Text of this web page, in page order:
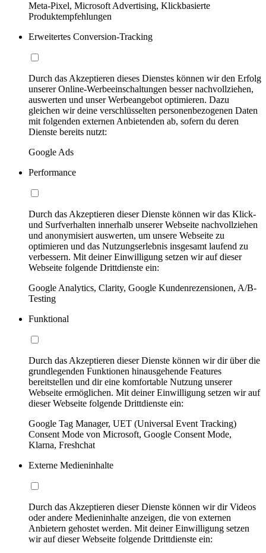
Meta-Pixel, Microsoft Advertising, Klickbasierte
Produktempfehlungen
Erweitertes Conversion-Tracking
Durch das Akzeptieren dieses Dienstes können wir den Erfolg
unserer Online-Werbeeinschaltungen besser nachvollziehen,
auswerten und unser Werbeangebot optimieren. Dazu
gleichen wir deine verschlüsselten personenbezogenen Daten
mit folgenden externen Anbietenden ab, sofern du deren
Dienste bereits nutzt:
Google Ads
Performance
Durch das Akzeptieren dieser Dienste können wir das Klick-
und Surfverhalten innerhalb unserer Webseite nachvollziehen
und anonymisiert auswerten, um unsere Webseite zu
optimieren und das Nutzungserlebnis insgesamt laufend zu
verbessern. Mit deiner Einwilligung setzen wir auf dieser
Webseite folgende Drittdienste ein:
Google Analytics, Clarity, Google Kundenrezensionen, A/B-
Testing
Funktional
Durch das Akzeptieren dieser Dienste können wir dir über die
grundlegenden Funktionen hinausgehende Features
bereitstellen und dir eine komfortable Nutzung unserer
Webseite ermöglichen. Mit deiner Einwilligung setzen wir auf
dieser Webseite folgende Drittdienste ein:
Google Tag Manager, UET (Universal Event Tracking)
Consent Mode von Microsoft, Google Consent Mode,
Klarna, Freshchat
Externe Medieninhalte
Durch das Akzeptieren dieser Dienste können wir dir Videos
oder andere Medieninhalte anzeigen, die von externen
Anbietern gehostet werden. Mit deiner Einwilligung setzen
wir auf dieser Webseite folgende Drittdienste ein: